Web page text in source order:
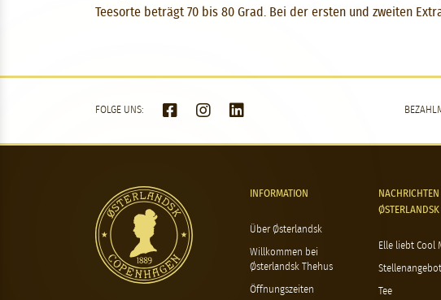
Teesorte beträgt 70 bis 80 Grad. Bei der ersten und zweiten
FOLGE UNS:
INFORMATION
Über Østerlandsk
Willkommen bei
Østerlandsk Thehus
Öffnungszeiten
NACHRICHTEN
Elle liebt Cool
Tee